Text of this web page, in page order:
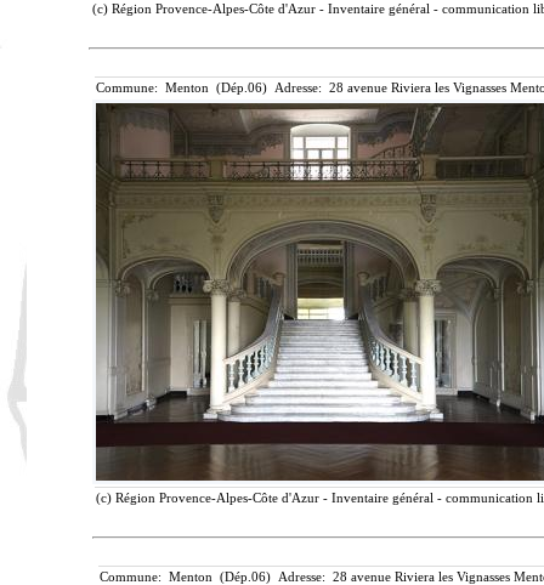
(c) Région Provence-Alpes-Côte d'Azur - Inventaire général - communication
Commune: Menton (Dép.06) Adresse: 28 avenue Riviera les Vignasses
(c) Région Provence-Alpes-Côte d'Azur - Inventaire général - communication
Commune: Menton (Dép.06) Adresse: 28 avenue Riviera les Vignasses